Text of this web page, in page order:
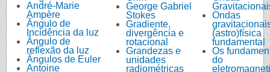
André-Marie
Ampère
Ângulo de
Incidência da luz
Ângulo de
reflexão da luz
Ângulos de Euler
Antoine
George Gabriel
Stokes
Gradiente,
divergência e
rotacional
Grandezas e
unidades
radiométricas
Ondas
(astro)física
fundamental
Os
do